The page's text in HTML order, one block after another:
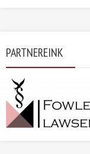
PARTNEREINK